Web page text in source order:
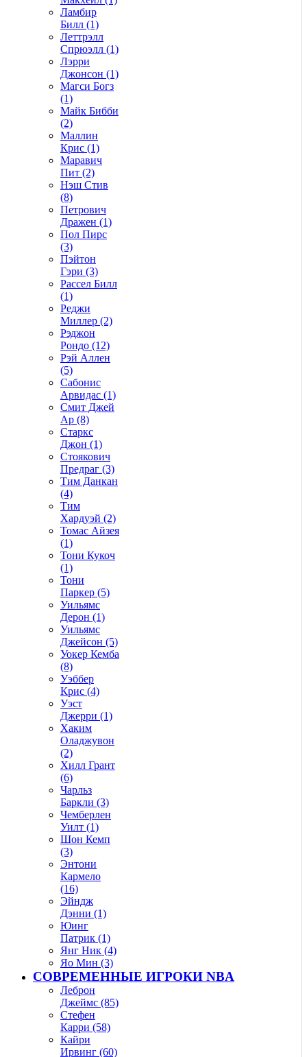
Ламбир
Билл (1)
Леттрэлл
Спрюэлл (1)
Лэрри
Джонсон (1)
Магси Богз
(1)
Майк Бибби
(2)
Маллин
Крис (1)
Маравич
Пит (2)
Нэш Стив
(8)
Петрович
Дражен (1)
Пол Пирс
(3)
Пэйтон
Гэри (3)
Рассел Билл
(1)
Реджи
Миллер (2)
Рэджон
Рондо (12)
Рэй Аллен
(5)
Сабонис
Арвидас (1)
Смит Джей
Ар (8)
Старкс
Джон (1)
Стоякович
Предраг (3)
Тим Данкан
(4)
Тим
Хардуэй (2)
Томас Айзея
(1)
Тони Кукоч
(1)
Тони
Паркер (5)
Уильямс
Дерон (1)
Уильямс
Джейсон (5)
Уокер Кемба
(8)
Уэббер
Крис (4)
Уэст
Джерри (1)
Хаким
Оладжувон
(2)
Хилл Грант
(6)
Чарльз
Баркли (3)
Чемберлен
Уилт (1)
Шон Кемп
(3)
Энтони
Кармело
(16)
Эйндж
Дэнни (1)
Юинг
Патрик (1)
Янг Ник (4)
Яо Мин (3)
СОВРЕМЕННЫЕ ИГРОКИ NBA
Леброн
Джеймс (85)
Стефен
Карри (58)
Кайри
Ирвинг (60)